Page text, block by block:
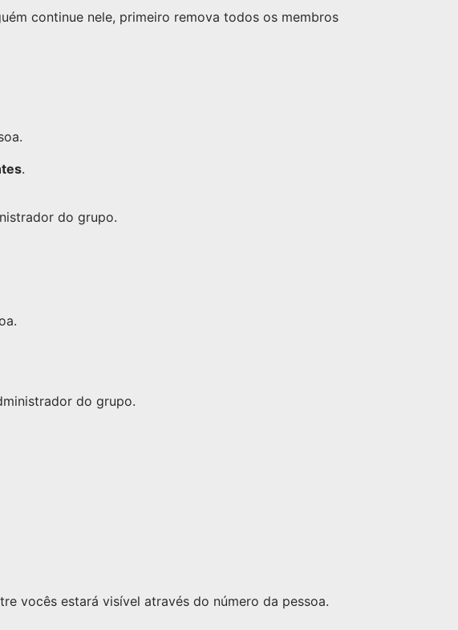
continue nele, primeiro remova todos os membros
.
do grupo.
do grupo.
vocês estará visível através do número da pessoa.